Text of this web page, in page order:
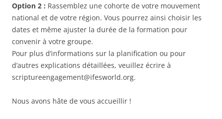
Option 2 : Rassemblez une cohorte de votre mouvement
national et de votre région. Vous pourrez ainsi choisir les
dates et même ajuster la durée de la formation pour
convenir à votre groupe.
Pour plus d’informations sur la planification ou pour
d’autres explications détaillées, veuillez écrire à
scriptureengagement@ifesworld.org.
Nous avons hâte de vous accueillir !